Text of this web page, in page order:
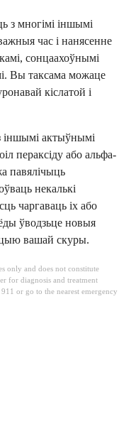
з многімі іншымі
час і нанясенне
сонцаахоўнымі
Вы таксама можаце
кіслатой і
іншымі актыўнымі
пераксіду або альфа-
павялічыць
некалькі
чаргаваць іх або
ўводзьце новыя
вашай скуры.
only and does not constitute
for diagnosis and treatment
or go to the nearest emergency